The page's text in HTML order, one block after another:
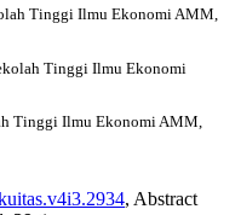
Tinggi Ilmu Ekonomi AMM,
Tinggi Ilmu Ekonomi
Tinggi Ilmu Ekonomi AMM,
, Abstract